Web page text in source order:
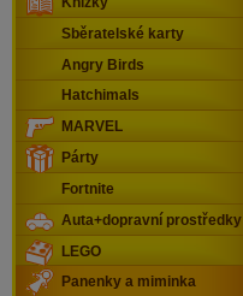
Sběratelské karty
Angry Birds
Hatchimals
MARVEL
Párty
Fortnite
Auta+dopravní prostředky
LEGO
Panenky a miminka